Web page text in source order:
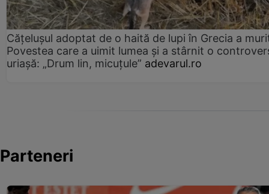
Cățelușul adoptat de o haită de lupi în Grecia a
Povestea care a uimit lumea și a stârnit o
uriașă: „Drum lin, micuțule” adevarul.ro
Parteneri